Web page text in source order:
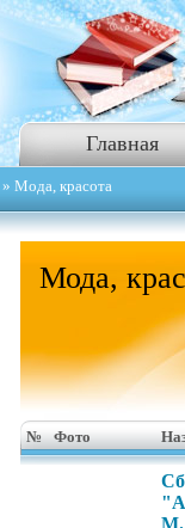
Главная
» Мода, красота
Мода,
№ Фото
М.